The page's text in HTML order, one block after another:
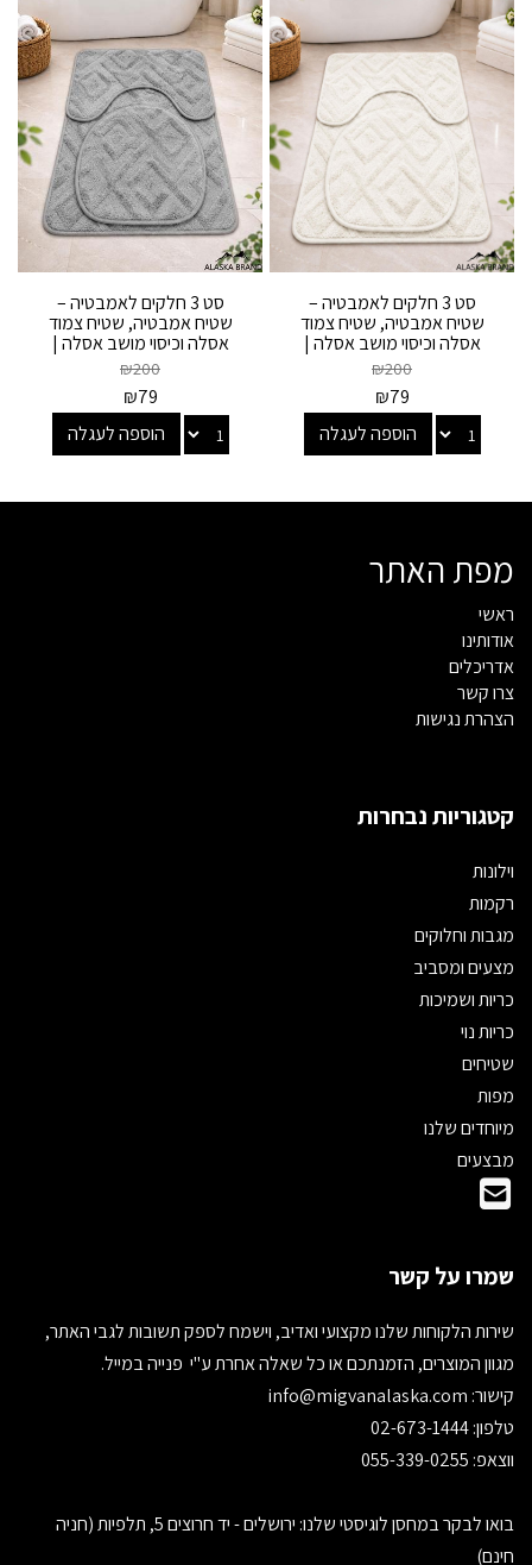
סט 3 חלקים לאמבטיה –
שטיח אמבטיה, שטיח צמוד
אסלה וכיסוי מושב אסלה |
אואזיס Oasis... ₪200
₪79
הוספה לעגלה
סט 3 חלקים לאמבטיה –
שטיח אמבטיה, שטיח צמוד
אסלה וכיסוי מושב אסלה |
אואזיס Oasis... ₪200
₪79
הוספה לעגלה
מפת האתר
ראשי
אודותינו
אדריכלים
צרו קשר
הצהרת נגישות
קטגוריות נבחרות
וילונות
רקמות
מגבות וחלוקים
מצעים ומסביב
כריות ושמיכות
כריות נוי
שטיחים
מפות
מיוחדים שלנו
מבצעים
שמרו על קשר
שירות הלקוחות שלנו מקצועי ואדיב, וישמח לספק תשובות לגבי האתר,
מגוון המוצרים, הזמנתכם או כל שאלה אחרת ע"י פנייה במייל.
קישור:
טלפון: 02-673-1444
ווצאפ: 055-339-0255
בואו לבקר במחסן לוגיסטי שלנו: ירושלים - יד חרוצים 5, תלפיות (חניה
חינם)